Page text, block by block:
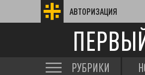
АВТОРИЗАЦИЯ
РУБРИКИ